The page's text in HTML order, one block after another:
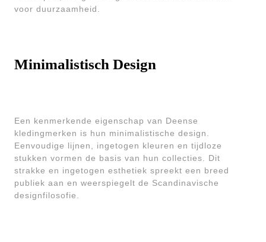
voor duurzaamheid.
Minimalistisch Design
Een kenmerkende eigenschap van Deense
kledingmerken is hun minimalistische design.
Eenvoudige lijnen, ingetogen kleuren en tijdloze
stukken vormen de basis van hun collecties. Dit
strakke en ingetogen esthetiek spreekt een breed
publiek aan en weerspiegelt de Scandinavische
designfilosofie.